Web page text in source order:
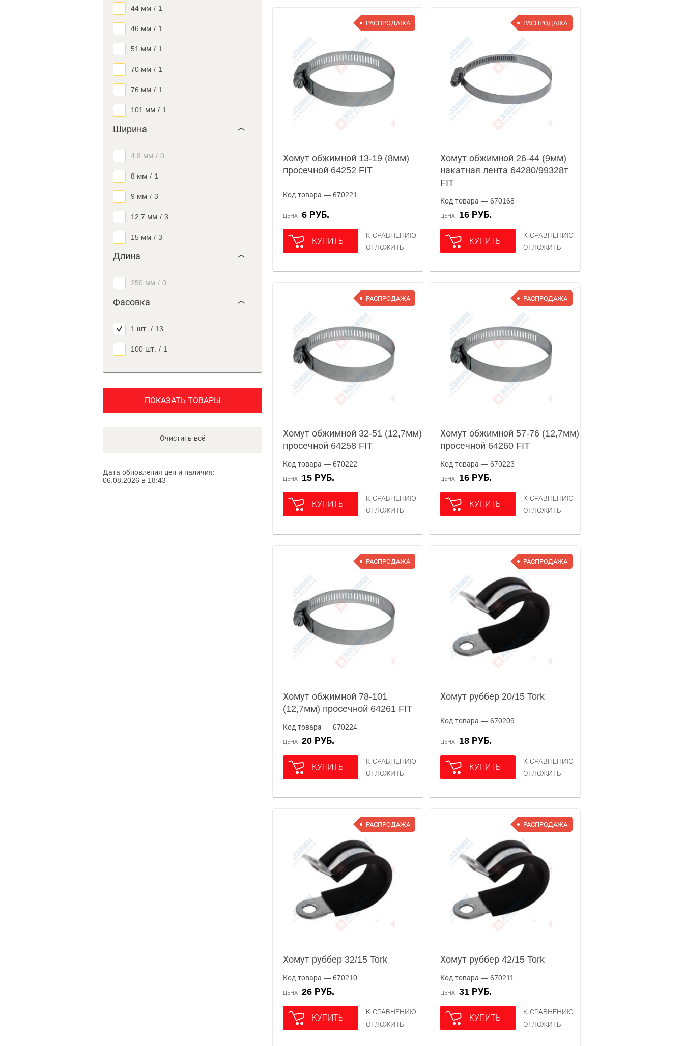
44 мм / 1
46 мм / 1
51 мм / 1
70 мм / 1
76 мм / 1
101 мм / 1
Ширина
4,8 мм / 0
8 мм / 1
9 мм / 3
12,7 мм / 3
15 мм / 3
Длина
250 мм / 0
Фасовка
1 шт. / 13
100 шт. / 1
ПОКАЗАТЬ ТОВАРЫ
Очистить всё
Дата обновления цен и наличия:
06.08.2026 в 18:43
РАСПРОДАЖА
Хомут обжимной 13-19 (8мм)
просечной 64252 FIT
Код товара — 670221
ЦЕНА 6 РУБ.
КУПИТЬ
К СРАВНЕНИЮ
ОТЛОЖИТЬ
РАСПРОДАЖА
Хомут обжимной 26-44 (9мм)
накатная лента 64280/99328т
FIT
Код товара — 670168
ЦЕНА 16 РУБ.
КУПИТЬ
К СРАВНЕНИЮ
ОТЛОЖИТЬ
РАСПРОДАЖА
Хомут обжимной 32-51 (12,7мм)
просечной 64258 FIT
Код товара — 670222
ЦЕНА 15 РУБ.
КУПИТЬ
К СРАВНЕНИЮ
ОТЛОЖИТЬ
РАСПРОДАЖА
Хомут обжимной 57-76 (12,7мм)
просечной 64260 FIT
Код товара — 670223
ЦЕНА 16 РУБ.
КУПИТЬ
К СРАВНЕНИЮ
ОТЛОЖИТЬ
РАСПРОДАЖА
Хомут обжимной 78-101
(12,7мм) просечной 64261 FIT
Код товара — 670224
ЦЕНА 20 РУБ.
КУПИТЬ
К СРАВНЕНИЮ
ОТЛОЖИТЬ
РАСПРОДАЖА
Хомут руббер 20/15 Tork
Код товара — 670209
ЦЕНА 18 РУБ.
КУПИТЬ
К СРАВНЕНИЮ
ОТЛОЖИТЬ
РАСПРОДАЖА
Хомут руббер 32/15 Tork
Код товара — 670210
ЦЕНА 26 РУБ.
КУПИТЬ
К СРАВНЕНИЮ
ОТЛОЖИТЬ
РАСПРОДАЖА
Хомут руббер 42/15 Tork
Код товара — 670211
ЦЕНА 31 РУБ.
КУПИТЬ
К СРАВНЕНИЮ
ОТЛОЖИТЬ